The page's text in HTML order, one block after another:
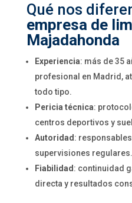
Qué nos
empresa de
Majadahonda
Experiencia: más de 35
profesional en Madrid,
todo tipo.
Pericia técnica:
centros deportivos y
Autoridad :
supervisiones regulares.
Fiabilidad : continuidad
directa y resultados